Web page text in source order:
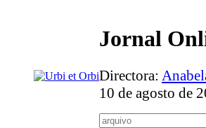
Jornal
Directora:
10 de agosto de